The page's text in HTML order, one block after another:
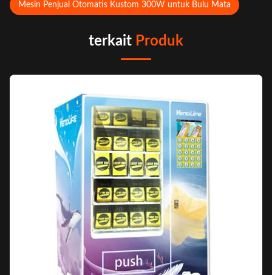
Mesin Penjual Otomatis Kustom 300W untuk Bulu Mata
terkait Produk